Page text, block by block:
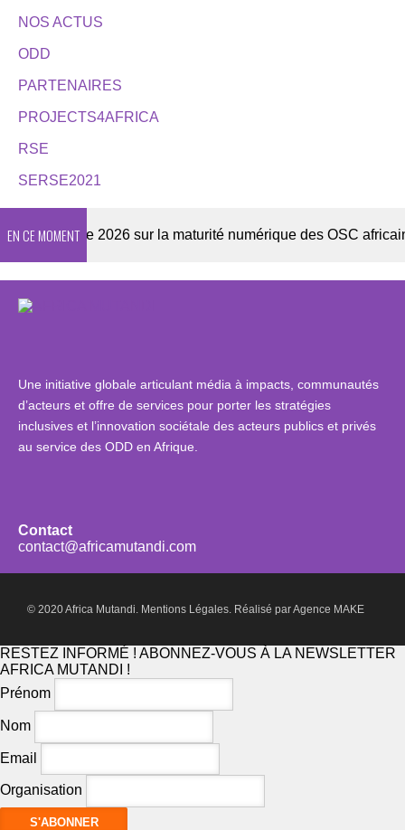
NOS ACTUS
ODD
PARTENAIRES
PROJECTS4AFRICA
RSE
SERSE2021
EN CE MOMENT
Enquête 2026 sur la maturité numérique des OSC africaines
Une initiative globale articulant média à impacts, communautés
d’acteurs et offre de services pour porter les stratégies
inclusives et l’innovation sociétale des acteurs publics et privés
au service des ODD en Afrique.
Contact
contact@africamutandi.com
© 2020 Africa Mutandi. Mentions Légales. Réalisé parAgence MAKE
RESTEZ INFORMÉ ! ABONNEZ-VOUS À LA NEWSLETTER
AFRICA MUTANDI !
Prénom
Nom
Email
Organisation